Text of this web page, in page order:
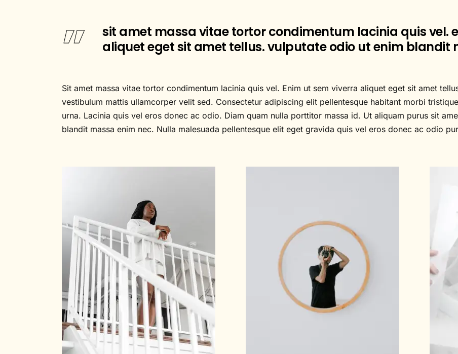
sit amet massa vitae tortor condimentum lacinia quis vel.
aliquet eget sit amet tellus. vulputate odio ut enim blandit
Sit amet massa vitae tortor condimentum lacinia quis vel. Enim ut sem viverra aliquet eget sit amet
vestibulum mattis ullamcorper velit sed. Consectetur adipiscing elit pellentesque habitant morbi
urna. Lacinia quis vel eros donec ac odio. Diam quam nulla porttitor massa id. Ut aliquam purus sit
blandit massa enim nec. Nulla malesuada pellentesque elit eget gravida quis vel eros donec ac odio